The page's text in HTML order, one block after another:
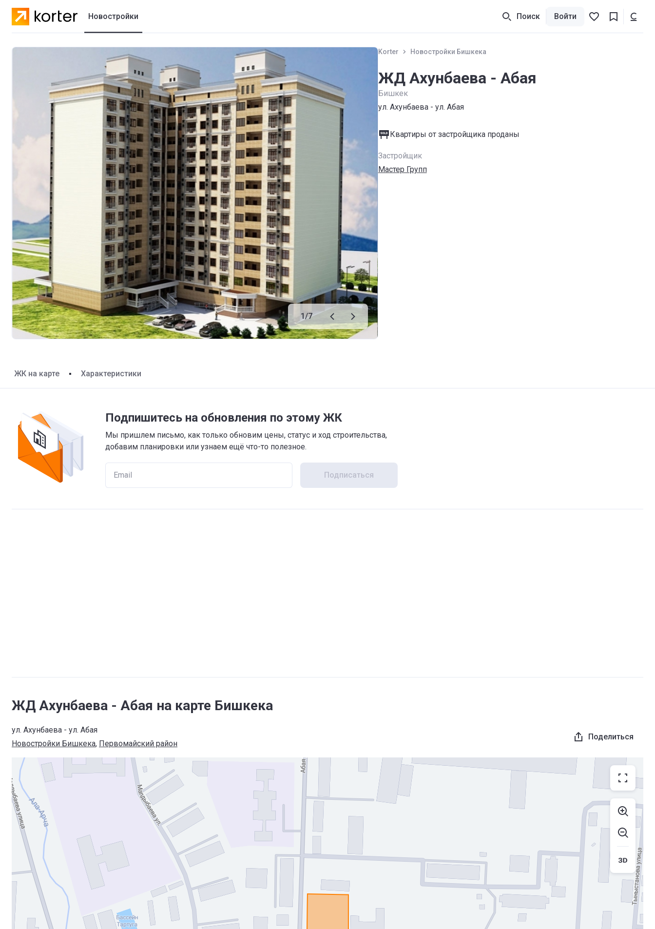
Новостройки
Жилые комплексы
Коттеджные городки
Застройщики
Поиск Войти
1/7
Korter Новостройки Бишкека
ЖД Ахунбаева - Абая
Бишкек
ул. Ахунбаева - ул. Абая
Квартиры от застройщика проданы
Застройщик
Мастер Групп
ЖК на карте Характеристики
Подпишитесь на обновления по этому ЖК
Мы пришлем письмо, как только обновим цены, статус и ход строительства,
добавим планировки или узнаем ещё что-то полезное.
Подписаться
ЖД Ахунбаева - Абая на карте Бишкека
ул. Ахунбаева - ул. Абая
Новостройки Бишкека, Первомайский район
Поделиться